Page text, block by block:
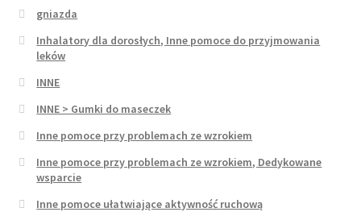
gniazda
Inhalatory dla dorosłych, Inne pomoce do przyjmowania
leków
INNE
INNE > Gumki do maseczek
Inne pomoce przy problemach ze wzrokiem
Inne pomoce przy problemach ze wzrokiem, Dedykowane
wsparcie
Inne pomoce ułatwiające aktywność ruchową